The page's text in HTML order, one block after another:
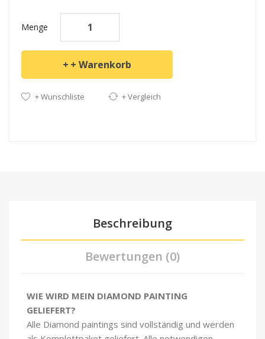
Menge
+ Warenkorb
+ Wunschliste + Vergleich
Beschreibung
Bewertungen (0)
WIE WIRD MEIN DIAMOND PAINTING
GELIEFERT?
Alle Diamond paintings sind vollständig und werden